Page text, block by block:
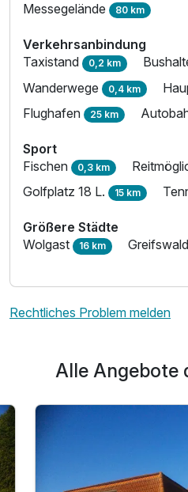
Messegelände 80 km
Verkehrsanbindung
Taxistand 0,2 km
Wanderwege 0,4 km
Flughafen 25 km
Sport
Fischen 0,3 km
Golfplatz 18 L. 15 km
Größere Städte
Wolgast 16 km Greifswald
Rechtliches Problem melden
Alle Angebote